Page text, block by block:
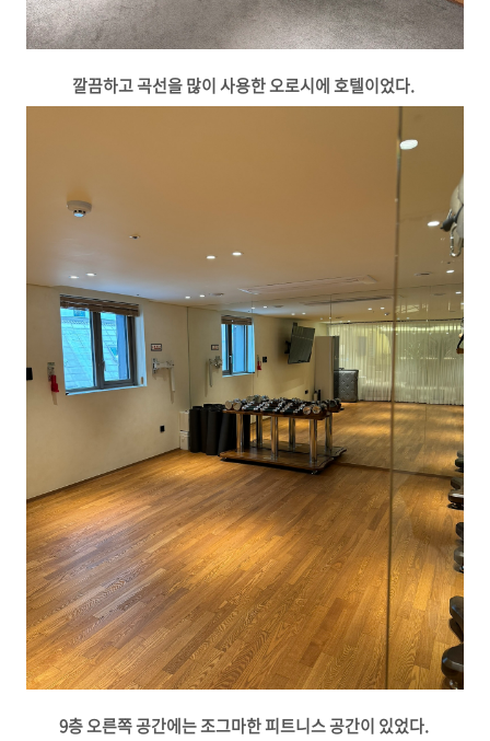
깔끔하고 곡선을 많이 사용한 오로시에 호텔이었다.
9층 오른쪽 공간에는 조그마한 피트니스 공간이 있었다.